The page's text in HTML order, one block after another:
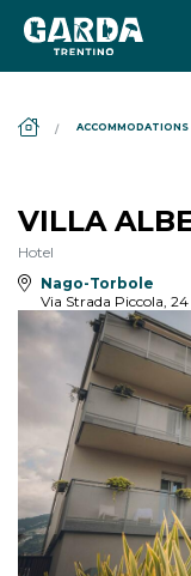
ACCOMMODATIONS
VILLA
Hotel
Nago-Torbole
Via Strada Piccola, 24